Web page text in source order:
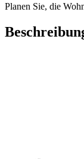
Planen Sie, die